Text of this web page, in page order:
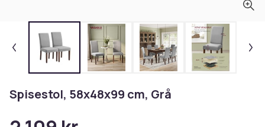
Spisestol, 58x48x99 cm, Grå